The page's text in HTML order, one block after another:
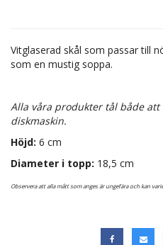
Vitglaserad skål som passar till
som en mustig soppa.
Alla våra produkter tål både att
diskmaskin.
Höjd: 6 cm
Diameter i topp: 18,5 cm
Observera att alla mått som anges är ungefära och kan